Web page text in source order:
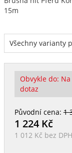
15m
Všechny varianty
Obvykle do: Na
dotaz
Původní cena:1
1 224Kč
1 012 Kč bez DPH